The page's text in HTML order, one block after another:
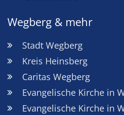
Wegberg & mehr
Stadt Wegberg
Kreis Heinsberg
Caritas Wegberg
Evangelische Kirche in
Evangelische Kirche in